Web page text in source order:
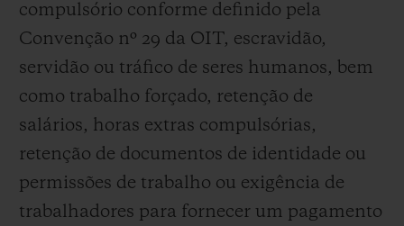
compulsório conforme definido pela
Convenção nº 29 da OIT, escravidão,
servidão ou tráfico de seres humanos, bem
como trabalho forçado, retenção de
salários, horas extras compulsórias,
retenção de documentos de identidade ou
permissões de trabalho ou exigência de
trabalhadores para fornecer um pagamento